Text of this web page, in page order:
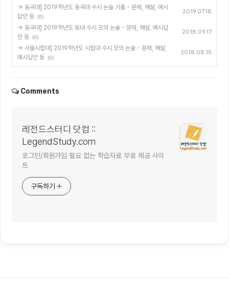
→ 동국대] 2019학년도 동국대 수시 논술 기출 - 문제, 해설, 예시
답안 등 (0)
2019.07.18
→ 동국대] 2019학년도 동대 수시 모의 논술 - 문제, 해설, 예시답
안 등 (0)
2018.09.17
→ 서울시립대] 2019학년도 시립대 수시 모의 논술 - 문제, 해설,
예시답안 등 (0)
2018.08.15
Comments
레전드스터디 닷컴 ::
LegendStudy.com
로그인/회원가입 필요 없는 학습자료 무료 제공 사이
트
구독하기